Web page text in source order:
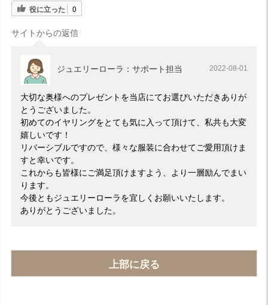
役に立った 0
サイトからの返信
ジュエリーローラ：サポート担当 2022-08-01
大切な奥様へのプレゼントを当店にてお選びいただきありが
とうございました。
初めてのイヤリングをとても気に入って頂けて、私共も大変
嬉しいです！
リバーシブルですので、様々な服装に合わせてご愛用頂けま
すと幸いです。
これからも皆様にご満足頂けますよう、より一層励んでまい
ります。
今後ともジュエリーローラを宜しくお願いいたします。
ありがとうございました。
上部に戻る